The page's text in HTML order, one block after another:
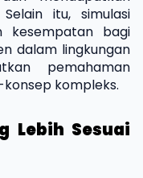
itu, simulasi
kesempatan bagi
dalam lingkungan
pemahaman
kompleks.
Lebih Sesuai